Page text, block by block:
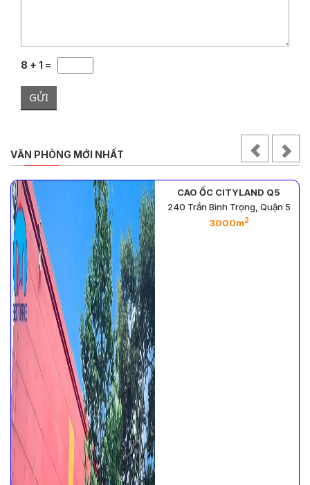
8 + 1 =
GỬI
VĂN PHÒNG MỚI NHẤT
CAO ỐC CITYLAND Q5
240 Trần Bình Trọng, Quận 5
3000m2